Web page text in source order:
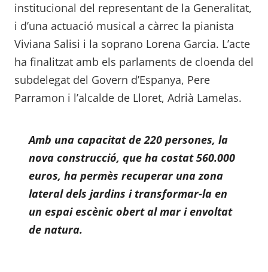
institucional del representant de la Generalitat,
i d’una actuació musical a càrrec la pianista
Viviana Salisi i la soprano Lorena Garcia. L’acte
ha finalitzat amb els parlaments de cloenda del
subdelegat del Govern d’Espanya, Pere
Parramon i l’alcalde de Lloret, Adrià Lamelas.
Amb una capacitat de 220 persones, la
nova construcció, que ha costat 560.000
euros, ha permès recuperar una zona
lateral dels jardins i transformar-la en
un espai escènic obert al mar i envoltat
de natura.